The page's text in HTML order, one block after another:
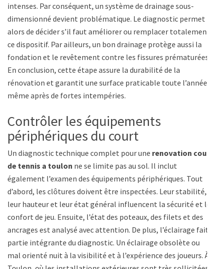
intenses. Par conséquent, un système de drainage sous-
dimensionné devient problématique. Le diagnostic permet
alors de décider s’il faut améliorer ou remplacer totalement
ce dispositif. Par ailleurs, un bon drainage protège aussi la
fondation et le revêtement contre les fissures prématurées.
En conclusion, cette étape assure la durabilité de la
rénovation et garantit une surface praticable toute l’année,
même après de fortes intempéries.
Contrôler les équipements
périphériques du court
Un diagnostic technique complet pour une renovation court
de tennis a toulon ne se limite pas au sol. Il inclut
également l’examen des équipements périphériques. Tout
d’abord, les clôtures doivent être inspectées. Leur stabilité,
leur hauteur et leur état général influencent la sécurité et le
confort de jeu. Ensuite, l’état des poteaux, des filets et des
ancrages est analysé avec attention. De plus, l’éclairage fait
partie intégrante du diagnostic. Un éclairage obsolète ou
mal orienté nuit à la visibilité et à l’expérience des joueurs. À